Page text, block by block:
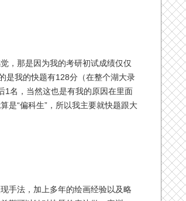
，那是因为我的考研初试成绩仅仅
是我的快题有128分（在整个湖大录
1名，当然这也是有我的原因在里面
是“偏科生”，所以我主要就快题跟大
手法，加上多年的绘画经验以及略